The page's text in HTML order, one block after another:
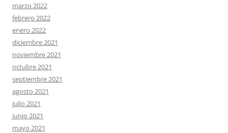
marzo 2022
febrero 2022
enero 2022
diciembre 2021
noviembre 2021
octubre 2021
septiembre 2021
agosto 2021
julio 2021
junio 2021
mayo 2021